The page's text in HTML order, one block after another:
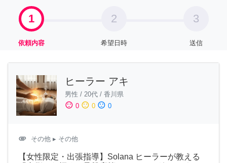
1
依頼内容
2
希望日時
3
送信
ヒーラー アキ
男性 / 20代 / 香川県
sentiment_satisfied 0 sentiment_neutral 0 sentiment_dissatisfied 0
attachment その他 ▸ その他
​【女性限定・出張指導】Solana ヒーラーが教える